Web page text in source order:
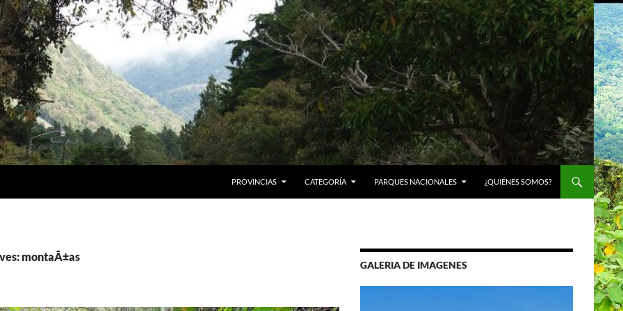
PROVINCIAS CATEGORÍA PARQUES NACIONALES ¿QUIÉNES SOMOS?
montaÃ±as
GALERIA DE IMAGENES